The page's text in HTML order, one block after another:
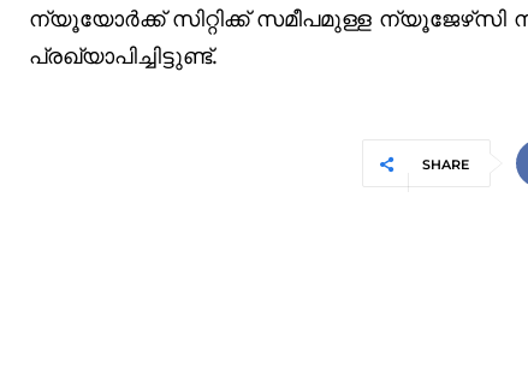
ന്യൂയോര്‍ക്ക് സിറ്റിക്ക് സമീപമുള്ള
പ്രഖ്യാപിച്ചിട്ടുണ്ട്.
SHARE